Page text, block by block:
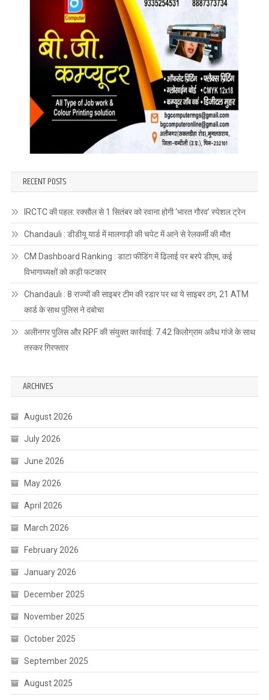
RECENT POSTS
IRCTC की पहल: रक्सौल से 1 सितंबर को रवाना होगी ‘भारत गौरव’ स्पेशल ट्रेन
Chandauli : डीडीयू यार्ड में मालगाड़ी की चपेट में आने से रेलकर्मी की मौत
CM Dashboard Ranking : डाटा फीडिंग में ढिलाई पर बरपे डीएम, कई
विभागाध्यक्षों को कड़ी फटकार
Chandauli : 8 राज्यों की साइबर टीम की रडार पर था ये साइबर ठग, 21 ATM
कार्ड के साथ पुलिस ने दबोचा
अलीनगर पुलिस और RPF की संयुक्त कार्रवाई: 7.42 किलोग्राम अवैध गांजे के साथ
तस्कर गिरफ्तार
ARCHIVES
August 2026
July 2026
June 2026
May 2026
April 2026
March 2026
February 2026
January 2026
December 2025
November 2025
October 2025
September 2025
August 2025